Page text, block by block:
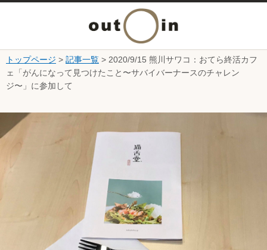
本文へ
ニ
ュ
ー
開
トップページ > 記事一覧 > 2020/9/15 熊川サワコ：おてら終活カフ
ェ「がんになって見つけたこと〜サバイバーナースのチャレン
ジ〜」に参加して